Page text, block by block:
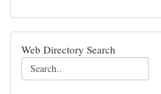
Web Directory Search